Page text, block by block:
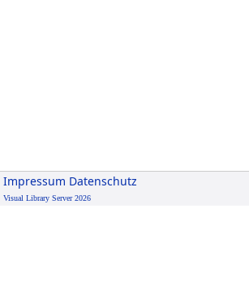
Impressum Datenschutz
Visual Library Server 2026